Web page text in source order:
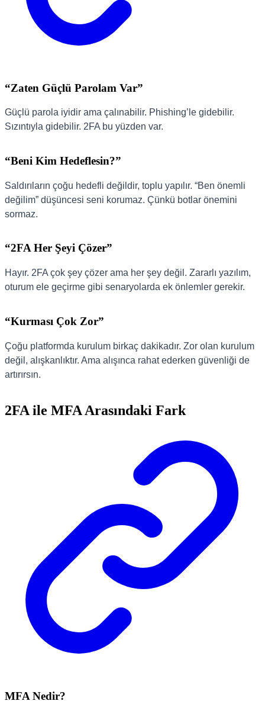
“Zaten Güçlü Parolam Var”
Güçlü parola iyidir ama çalınabilir. Phishing’le gidebilir.
Sızıntıyla gidebilir. 2FA bu yüzden var.
“Beni Kim Hedeflesin?”
Saldırıların çoğu hedefli değildir, toplu yapılır. “Ben önemli
değilim” düşüncesi seni korumaz. Çünkü botlar önemini
sormaz.
“2FA Her Şeyi Çözer”
Hayır. 2FA çok şey çözer ama her şey değil. Zararlı yazılım,
oturum ele geçirme gibi senaryolarda ek önlemler gerekir.
“Kurması Çok Zor”
Çoğu platformda kurulum birkaç dakikadır. Zor olan kurulum
değil, alışkanlıktır. Ama alışınca rahat ederken güvenliği de
artırırsın.
2FA ile MFA Arasındaki Fark
MFA Nedir?